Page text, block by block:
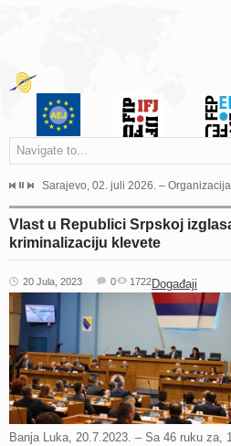
Navigate to...
Grada Sarajeva povodom Dana Sarajeva
Sarajevo, 02. juli 2026. –
Vlast u Republici Srpskoj
kriminalizaciju klevete
20 Jula, 2023 Događaji
0 1722
Banja Luka, 20.7.2023. – Sa 46 ruku za,